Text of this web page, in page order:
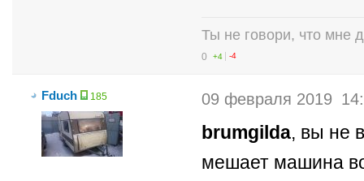
Ты не говори, что мне
0 +4 -4
Fduch 185 09 февраля 2019
brumgilda, вы не
мешает машина